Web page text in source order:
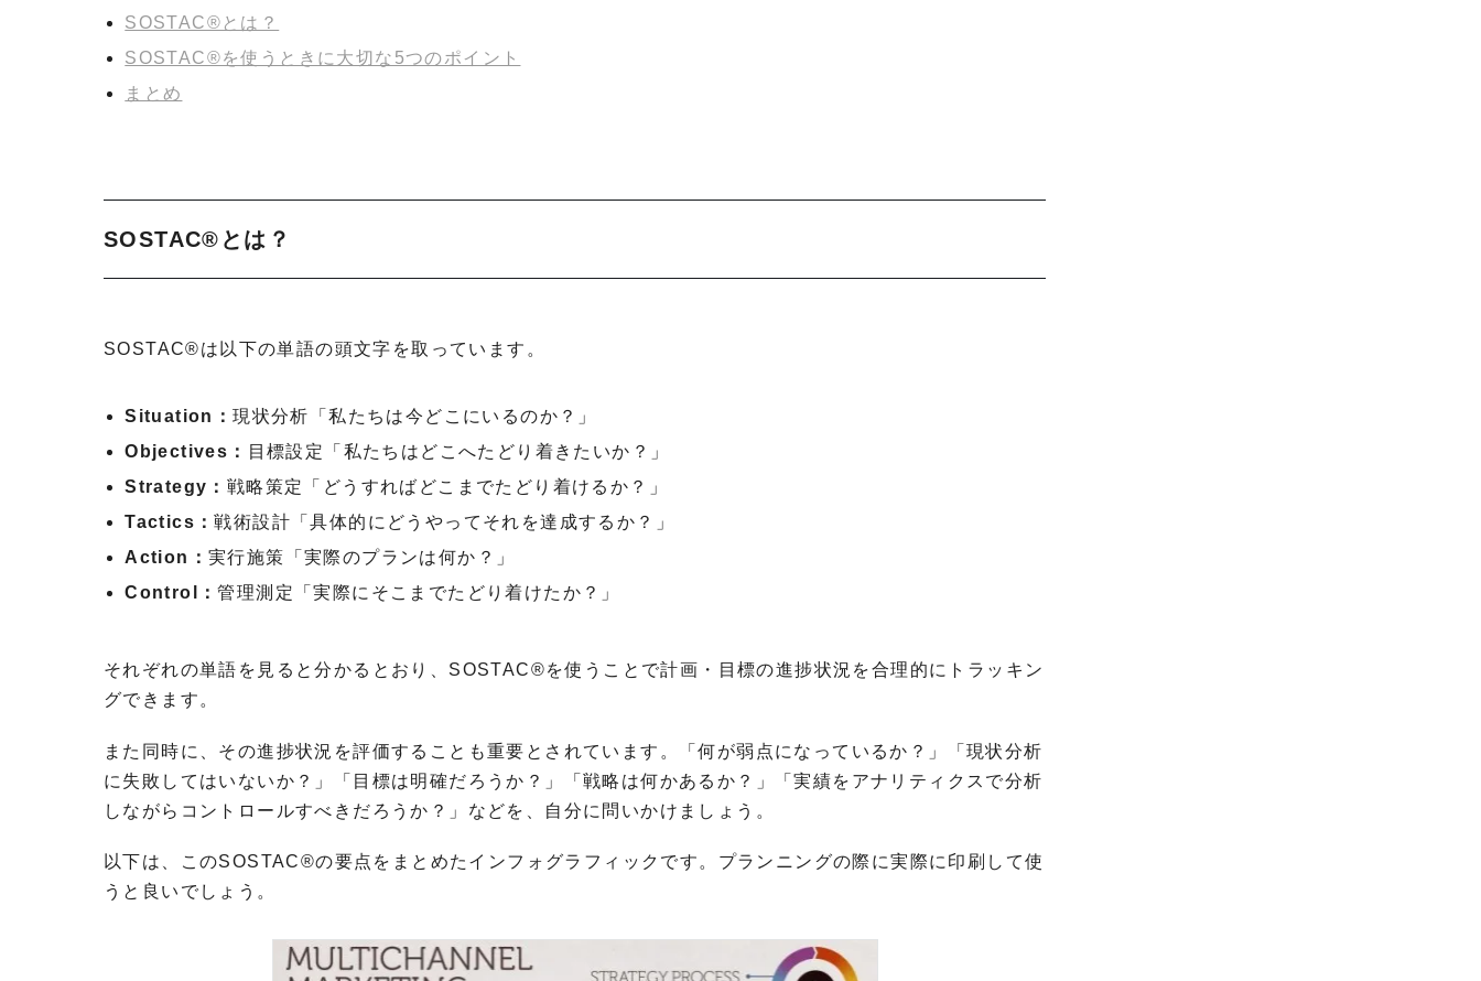
SOSTAC®とは？
SOSTAC®を使うときに大切な5つのポイント
まとめ
SOSTAC®とは？
SOSTAC®は以下の単語の頭文字を取っています。
Situation：現状分析「私たちは今どこにいるのか？」
Objectives：
目標設定「私たちはどこへたどり着きたいか？」
Strategy： 戦略策定「どうすればどこまでたどり着けるか？」
Tactics：戦術設計「具体的にどうやってそれを達成するか？」
Action：実行施策「実際のプランは何か？」
Control：管理測定「実際にそこまでたどり着けたか？」
それぞれの単語を見ると分かるとおり、SOSTAC®を使うことで計画・目標の進捗状況を合理的にトラッキン
グできます。
また同時に、その進捗状況を評価することも重要とされています。「何が弱点になっているか？」「現状分析
に失敗してはいないか？」「目標は明確だろうか？」「戦略は何かあるか？」「実績をアナリティクスで分析
しながらコントロールすべきだろうか？」などを、自分に問いかけましょう。
以下は、このSOSTAC®の要点をまとめたインフォグラフィックです。プランニングの際に実際に印刷して使
うと良いでしょう。